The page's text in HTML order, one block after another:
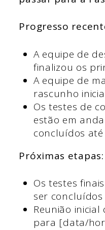
Progresso
A equipe de
finalizou os
A equipe de
rascunho
Os testes de
estão em
concluídos
Próximas etapas:
Os testes
ser
Reunião
para [data/